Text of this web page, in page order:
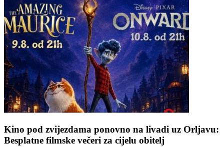
Kino pod zvijezdama ponovno na livadi uz Orljavu:
Besplatne filmske večeri za cijelu obitelj